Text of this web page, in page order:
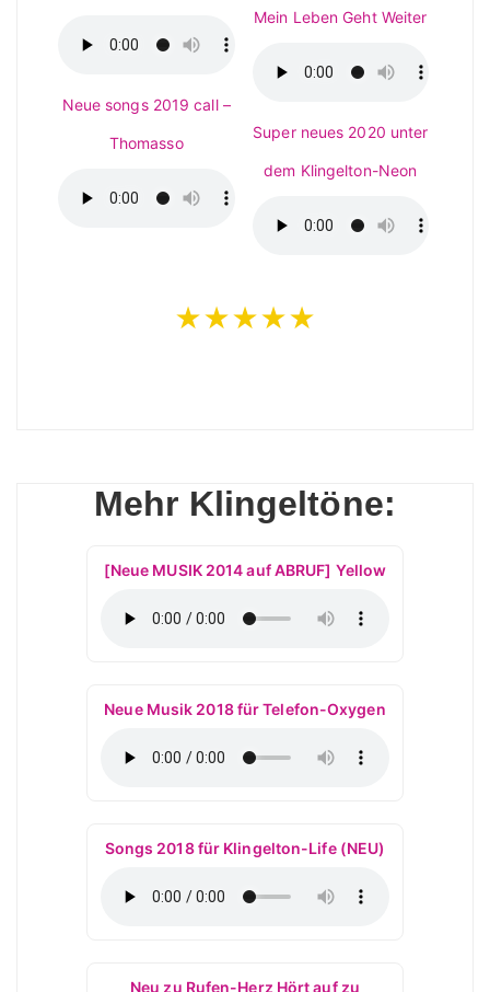
Neue songs 2019 call –
Thomasso
Mein Leben Geht Weiter
Super neues 2020 unter
dem Klingelton-Neon
★★★★★
Mehr Klingeltöne:
[Neue MUSIK 2014 auf ABRUF] Yellow
Neue Musik 2018 für Telefon-Oxygen
Songs 2018 für Klingelton-Life (NEU)
Neu zu Rufen-Herz Hört auf zu